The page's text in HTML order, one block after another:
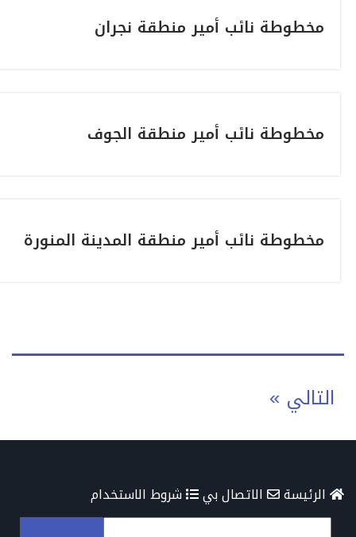
مخطوطة نائب أمير منطقة نجران
مخطوطة نائب أمير منطقة الجوف
مخطوطة نائب أمير منطقة المدينة المنورة
التالي
الرئيسة الاتصال بي شروط الاستخدام